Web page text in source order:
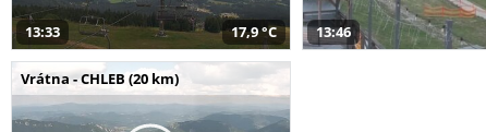
13:33 17,9 °C 13:46
Vrátna - CHLEB (20 km)